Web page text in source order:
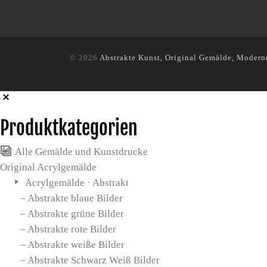
© 2026 Abstrakte Kunst, Original Gemälde,
Produktkategorien
Alle Gemälde und Kunstdrucke
Original Acrylgemälde
Acrylgemälde · Abstrakt
– Abstrakte blaue Bilder
– Abstrakte grüne Bilder
– Abstrakte rote Bilder
– Abstrakte weiße Bilder
– Abstrakte Schwarz Weiß Bilder